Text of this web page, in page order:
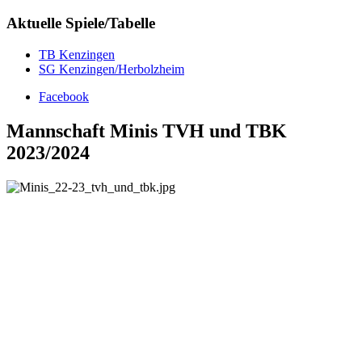
Aktuelle Spiele/Tabelle
TB Kenzingen
SG Kenzingen/Herbolzheim
Facebook
Mannschaft Minis TVH und TBK
2023/2024